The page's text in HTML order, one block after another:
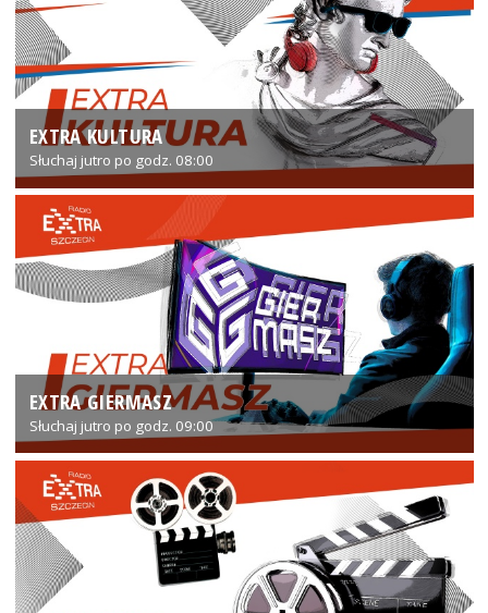
EXTRA KULTURA
Słuchaj jutro po godz. 08:00
EXTRA GIERMASZ
Słuchaj jutro po godz. 09:00